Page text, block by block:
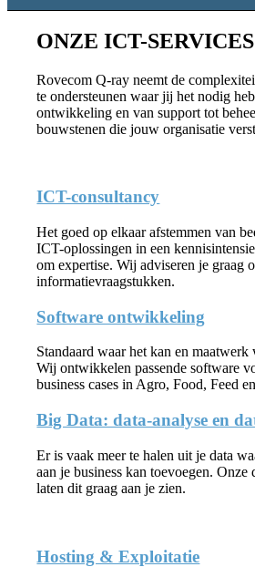
ONZE ICT-SERVICES
Rovecom Q-ray neemt de
te ondersteunen waar jij het nodig
ontwikkeling en van support tot
bouwstenen die jouw organisatie
ICT-consultancy
Het goed op elkaar afstemmen van
ICT-oplossingen in een
om expertise. Wij adviseren je graag
informatievraagstukken.
Software ontwikkeling
Standaard waar het kan en maatwerk
Wij ontwikkelen passende software
business cases in Agro, Food, Feed
Big Data: data-analyse en
Er is vaak meer te halen uit je data
aan je business kan toevoegen. Onze
laten dit graag aan je zien.
Hosting & Exploitatie